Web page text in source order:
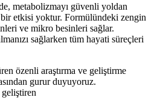
metabolizmayı güvenli yoldan
etkisi yoktur. Formülündeki zengin
ve mikro besinleri sağlar.
sağlarken tüm hayati süreçleri
özenli araştırma ve geliştirme
gurur duyuyoruz.